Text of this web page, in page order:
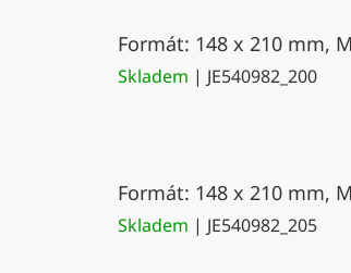
Formát: 148 x 210 mm,
Skladem | JE540982_200
Formát: 148 x 210 mm,
Skladem | JE540982_205